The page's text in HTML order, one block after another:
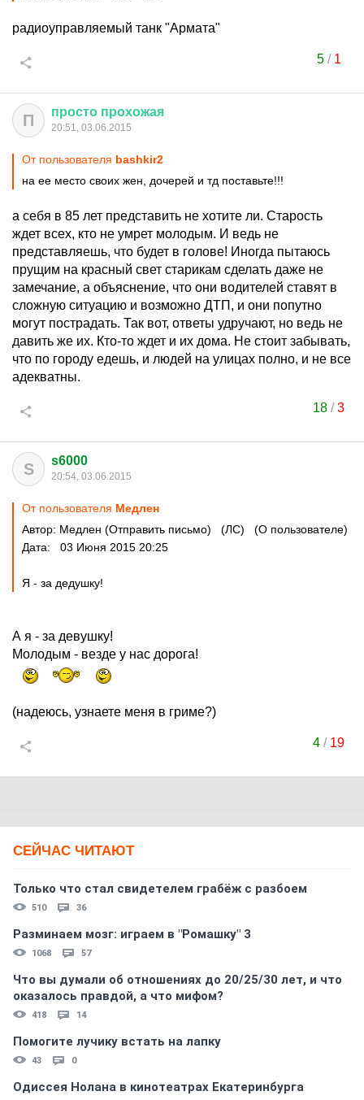
радиоуправляемый танк "Армата"
5/ 1
П просто прохожая
20:51, 03.06.2015
От пользователя bashkir2
на ее место своих жен, дочерей и тд поставьте!!!
а себя в 85 лет представить не хотите ли. Старость
ждет всех, кто не умрет молодым. И ведь не
представляешь, что будет в голове! Иногда пытаюсь
прущим на красный свет старикам сделать даже не
замечание, а объяснение, что они водителей ставят в
сложную ситуацию и возможно ДТП, и они попутно
могут пострадать. Так вот, ответы удручают, но ведь не
давить же их. Кто-то ждет и их дома. Не стоит забывать,
что по городу едешь, и людей на улицах полно, и не все
адекватны.
18 /3
S s6000
20:54, 03.06.2015
От пользователя Медлен
Автор: Медлен (Отправить письмо) (ЛС) (О пользователе)
Дата: 03 Июня 2015 20:25
Я - за дедушку!
А я - за девушку!
Молодым - везде у нас дорога!
(надеюсь, узнаете меня в гриме?)
4 / 19
СЕЙЧАС ЧИТАЮТ
Только что стал свидетелем грабёж с разбоем
510 36
Разминаем мозг: играем в "Ромашку" 3
1068 57
Что вы думали об отношениях до 20/25/30 лет, и что
оказалось правдой, а что мифом?
418 14
Помогите лучику встать на лапку
43 0
Одиссея Нолана в кинотеатрах Екатеринбурга